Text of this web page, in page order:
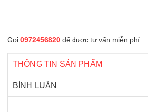
Gọi 0972456820 để được tư vấn miễn phí
THÔNG TIN SẢN PHẨM
BÌNH LUẬN